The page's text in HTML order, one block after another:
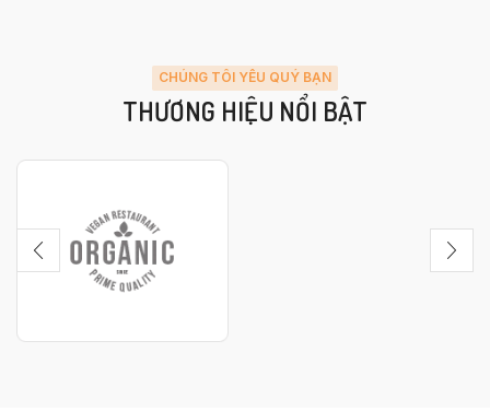
CHÚNG TÔI YÊU QUÝ BẠN
THƯƠNG HIỆU NỔI BẬT